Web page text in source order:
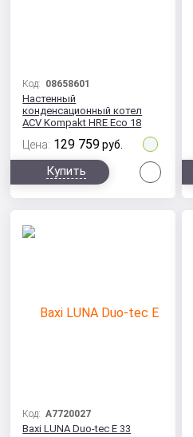
Код: 08658601
Настенный
конденсационный котел
ACV Kompakt HRE Eco 18
Цена: 129 759 руб.
Купить
Код:A7720027
Baxi LUNA Duo-tec E 33